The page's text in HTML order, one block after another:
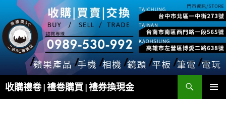
主
要
收購禮卷 | 禮卷購買 | 禮券換現金
搜
尋